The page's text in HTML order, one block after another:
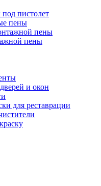
пистолет
пены
пены
пены
и окон
для реставрации